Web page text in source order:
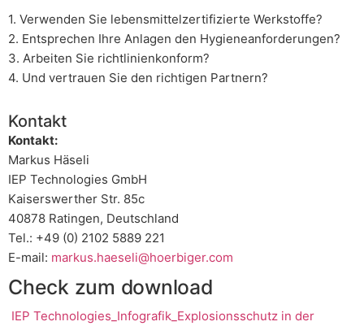
1. Verwenden Sie lebensmittelzertifizierte Werkstoffe?
2. Entsprechen Ihre Anlagen den Hygieneanforderungen?
3. Arbeiten Sie richtlinienkonform?
4. Und vertrauen Sie den richtigen Partnern?
Kontakt
Kontakt:
Markus Häseli
IEP Technologies GmbH
Kaiserswerther Str. 85c
40878 Ratingen, Deutschland
Tel.: +49 (0) 2102 5889 221
E-mail: markus.haeseli@hoerbiger.com
Check zum download
IEP Technologies_Infografik_Explosionsschutz in der